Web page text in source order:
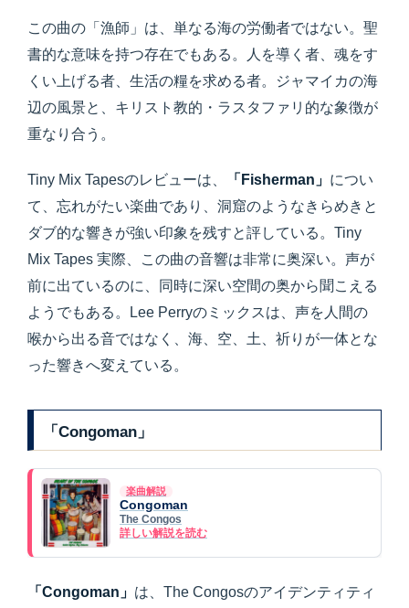
この曲の「漁師」は、単なる海の労働者ではない。聖
書的な意味を持つ存在でもある。人を導く者、魂をす
くい上げる者、生活の糧を求める者。ジャマイカの海
辺の風景と、キリスト教的・ラスタファリ的な象徴が
重なり合う。
Tiny Mix Tapesのレビューは、 「Fisherman」 につい
て、忘れがたい楽曲であり、洞窟のようなきらめきと
ダブ的な響きが強い印象を残すと評している。Tiny
Mix Tapes 実際、この曲の音響は非常に奥深い。声が
前に出ているのに、同時に深い空間の奥から聞こえる
ようでもある。Lee Perryのミックスは、声を人間の
喉から出る音ではなく、海、空、土、祈りが一体とな
った響きへ変えている。
「Congoman」
楽曲解説
Congoman
The Congos
詳しい解説を読む
「Congoman」 は、The Congosのアイデンティティ